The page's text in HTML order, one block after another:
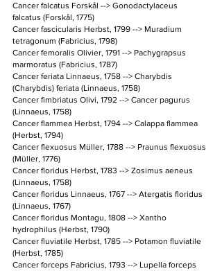
Cancer falcatus Forskål --> Gonodactylaceus
falcatus (Forskål, 1775)
Cancer fascicularis Herbst, 1799 --> Muradium
tetragonum (Fabricius, 1798)
Cancer femoralis Olivier, 1791 --> Pachygrapsus
marmoratus (Fabricius, 1787)
Cancer feriata Linnaeus, 1758 --> Charybdis
(Charybdis) feriata (Linnaeus, 1758)
Cancer fimbriatus Olivi, 1792 --> Cancer pagurus
(Linnaeus, 1758)
Cancer flammea Herbst, 1794 --> Calappa flammea
(Herbst, 1794)
Cancer flexuosus Müller, 1788 --> Praunus flexuosus
(Müller, 1776)
Cancer floridus Herbst, 1783 --> Zosimus aeneus
(Linnaeus, 1758)
Cancer floridus Linnaeus, 1767 --> Atergatis floridus
(Linnaeus, 1767)
Cancer floridus Montagu, 1808 --> Xantho
hydrophilus (Herbst, 1790)
Cancer fluviatile Herbst, 1785 --> Potamon fluviatile
(Herbst, 1785)
Cancer forceps Fabricius, 1793 --> Lupella forceps